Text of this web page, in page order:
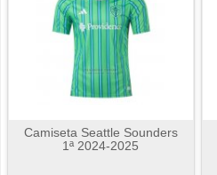
Camiseta Seattle Sounders
1ª 2024-2025